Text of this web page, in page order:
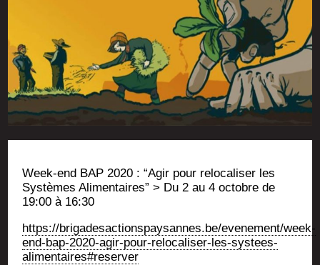
Week-end BAP 2020 : “Agir pour relo­ca­li­ser les
Sys­tèmes Ali­men­taires” > Du 2 au 4 octobre de
19:00 à 16:30
https://brigadesactionspaysannes.be/evenement/week-
end-bap-2020-agir-pour-relocaliser-les-systees-
alimentaires#reserver